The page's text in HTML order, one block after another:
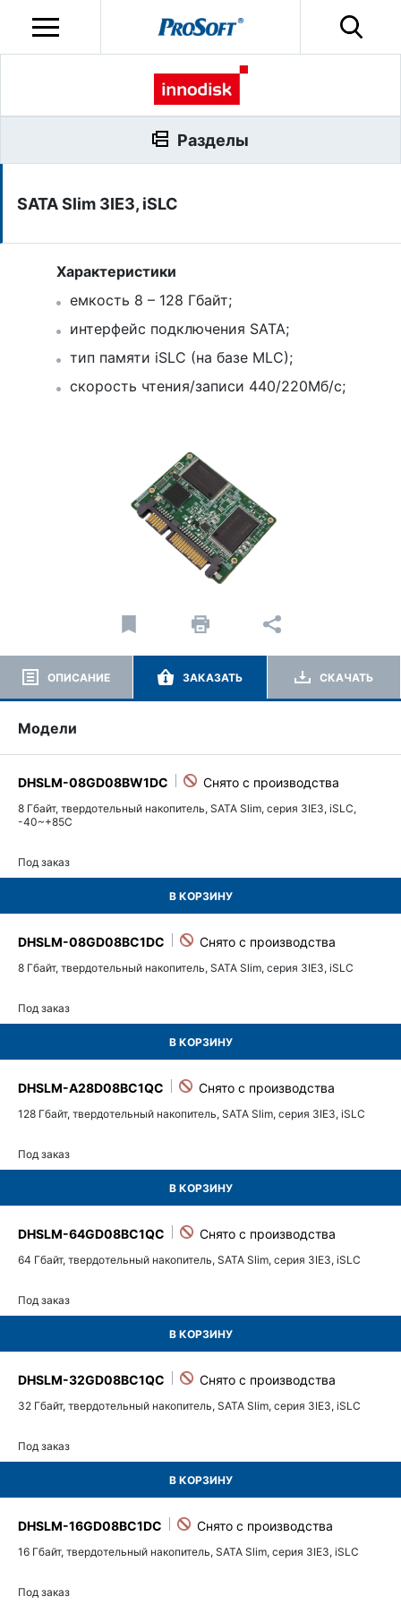
SATA Slim 3IE3, iSLC
Характеристики
емкость 8 – 128 Гбайт;
интерфейс подключения SATA;
тип памяти iSLC (на базе MLC);
скорость чтения/записи 440/220Мб/с;
ОПИСАНИЕ ЗАКАЗАТЬ СКАЧАТЬ
Модели
DHSLM-08GD08BW1DC
8 Гбайт, твердотельный накопитель, SATA Slim, серия 3IE3, iSLC,
-40~+85C
Под заказ
В КОРЗИНУ
DHSLM-08GD08BC1DC
8 Гбайт, твердотельный накопитель, SATA Slim, серия 3IE3, iSLC
Под заказ
В КОРЗИНУ
DHSLM-A28D08BC1QC
128 Гбайт, твердотельный накопитель, SATA Slim, серия 3IE3, iSLC
Под заказ
В КОРЗИНУ
DHSLM-64GD08BC1QC
64 Гбайт, твердотельный накопитель, SATA Slim, серия 3IE3, iSLC
Под заказ
В КОРЗИНУ
DHSLM-32GD08BC1QC
32 Гбайт, твердотельный накопитель, SATA Slim, серия 3IE3, iSLC
Под заказ
В КОРЗИНУ
DHSLM-16GD08BC1DC
16 Гбайт, твердотельный накопитель, SATA Slim, серия 3IE3, iSLC
Под заказ
Разделы